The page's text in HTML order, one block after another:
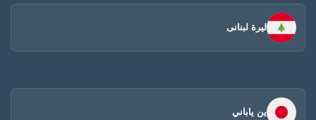
ليرة لبنانى
ين ياباني